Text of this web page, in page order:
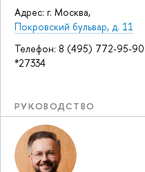
Адрес: г. Москва,
Покровский бульвар, д. 11
Телефон: 8 (495) 772-95-90
*27334
РУКОВОДСТВО